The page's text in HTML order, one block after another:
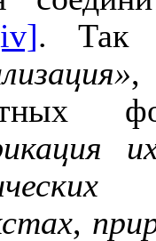
. Так
,
,